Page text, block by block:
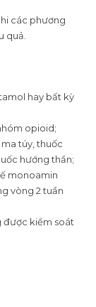
các phương
quả.
hay bất kỳ
opioid;
túy, thuốc
hướng thần;
monoamin
vòng 2 tuần
được kiểm soát